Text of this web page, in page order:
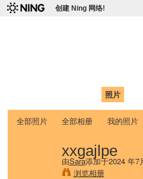
创建 Ning 网络!
照片
全部照片 全部相册 我的照片
xxgajlpe
由Sara添加于2024 年7
浏览相册